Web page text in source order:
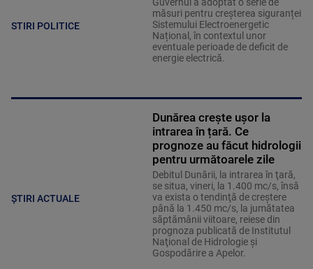
STIRI POLITICE
măsuri pentru creșterea siguranței
Sistemului Electroenergetic
Național, în contextul unor
eventuale perioade de deficit de
energie electrică.
ȘTIRI ACTUALE
Dunărea crește ușor la
intrarea în țară. Ce
prognoze au făcut hidrologii
pentru următoarele zile
Debitul Dunării, la intrarea în ţară,
se situa, vineri, la 1.400 mc/s, însă
va exista o tendinţă de creştere
până la 1.450 mc/s, la jumătatea
săptămânii viitoare, reiese din
prognoza publicată de Institutul
Naţional de Hidrologie şi
Gospodărire a Apelor.